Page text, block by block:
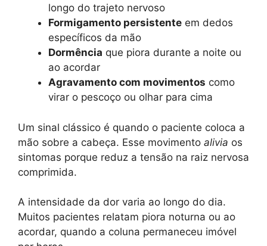
longo do trajeto nervoso
Formigamento persistente em dedos
específicos da mão
Dormência que piora durante a noite ou
ao acordar
Agravamento com movimentos como
virar o pescoço ou olhar para cima
Um sinal clássico é quando o paciente coloca a
mão sobre a cabeça. Esse movimento alivia os
sintomas porque reduz a tensão na raiz nervosa
comprimida.
A intensidade da dor varia ao longo do dia.
Muitos pacientes relatam piora noturna ou ao
acordar, quando a coluna permaneceu imóvel